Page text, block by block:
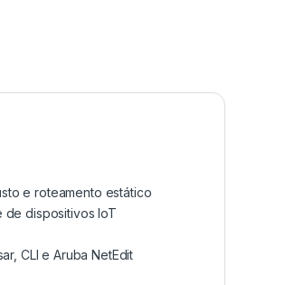
e roteamento estático
de dispositivos IoT
CLI e Aruba NetEdit